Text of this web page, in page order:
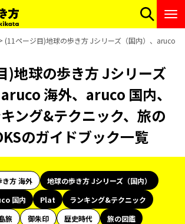
(11ページ目)地球の歩き方 Jシリーズ（国内）、aruco
)地球の歩き方 Jシリーズ
aruco 海外、aruco 国内、
ング&テクニック、旅の
のガイドブック一覧
き方 海外
地球の歩き方 Jシリーズ（国内）
国内 Plat
ランキング&テクニック
旅 御朱印 歴史時代
旅の図鑑